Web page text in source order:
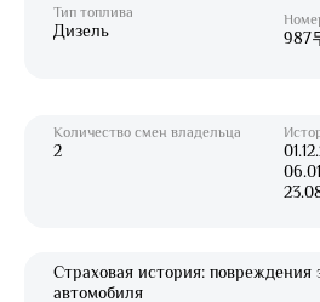
Тип топлива
Дизель 987
Количество смен владельца
2
Страховая история: повреждения
автомобиля